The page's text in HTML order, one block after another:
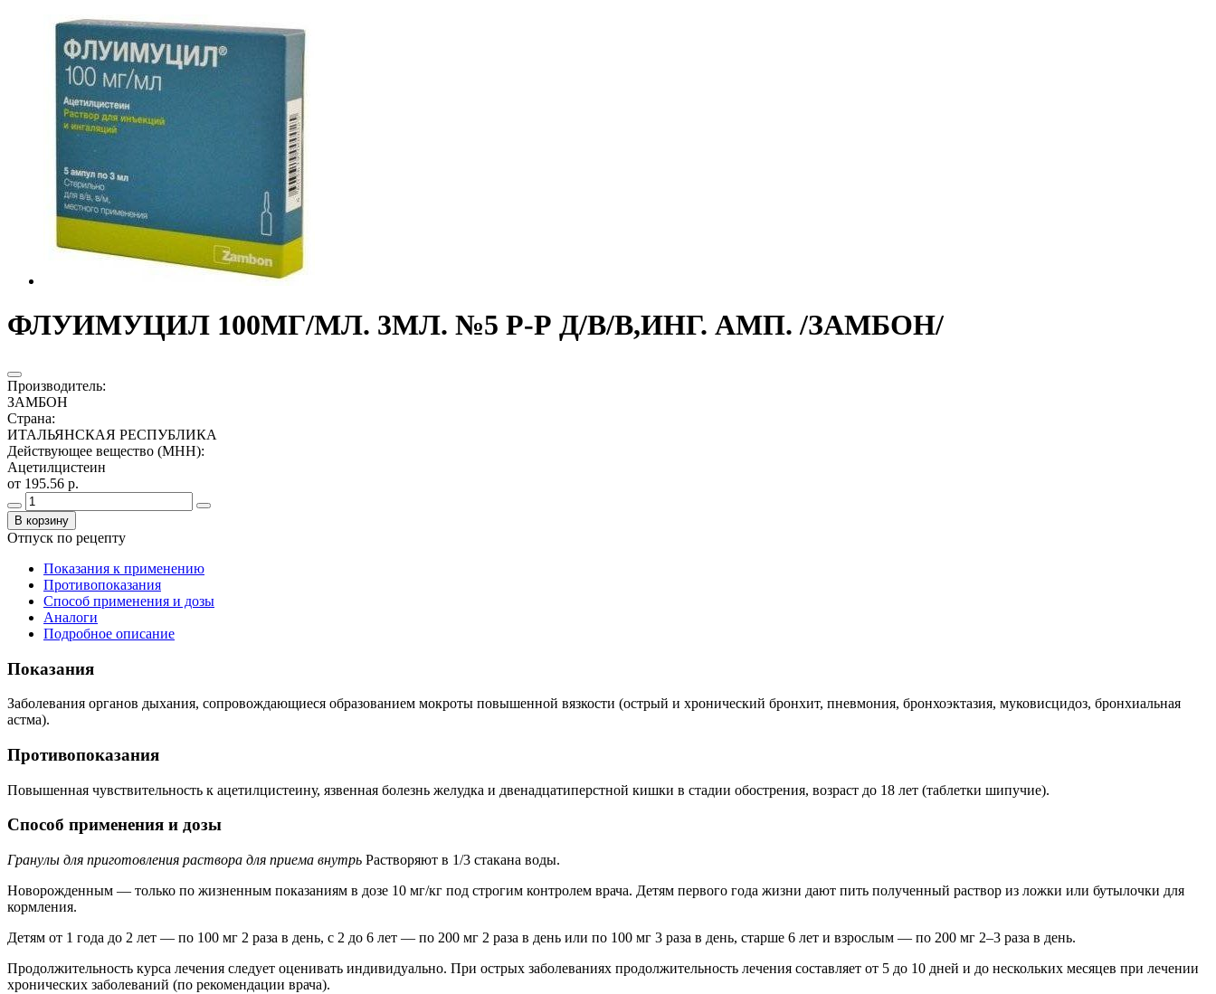
ФЛУИМУЦИЛ 100МГ/МЛ. 3МЛ. №5 Р-Р Д/В/В,ИНГ. АМП. /ЗАМБОН/
Производитель:
ЗАМБОН
Страна:
ИТАЛЬЯНСКАЯ РЕСПУБЛИКА
Действующее вещество (МНН):
Ацетилцистеин
от 195.56 р.
В корзину
Отпуск по рецепту
Показания к применению
Противопоказания
Способ применения и дозы
Аналоги
Подробное описание
Показания
Заболевания органов дыхания, сопровождающиеся образованием мокроты повышенной вязкости (острый и хронический бронхит, пневмония, бронхоэктазия, муковисцидоз, бронхиальная
астма).
Противопоказания
Повышенная чувствительность к ацетилцистеину, язвенная болезнь желудка и двенадцатиперстной кишки в стадии обострения, возраст до 18 лет (таблетки шипучие).
Способ применения и дозы
Гранулы для приготовления раствора для приема внутрь Растворяют в 1/3 стакана воды.
Новорожденным — только по жизненным показаниям в дозе 10 мг/кг под строгим контролем врача. Детям первого года жизни дают пить полученный раствор из ложки или бутылочки для
кормления.
Детям от 1 года до 2 лет — по 100 мг 2 раза в день, с 2 до 6 лет — по 200 мг 2 раза в день или по 100 мг 3 раза в день, старше 6 лет и взрослым — по 200 мг 2–3 раза в день.
Продолжительность курса лечения следует оценивать индивидуально. При острых заболеваниях продолжительность лечения составляет от 5 до 10 дней и до нескольких месяцев при лечении
хронических заболеваний (по рекомендации врача).